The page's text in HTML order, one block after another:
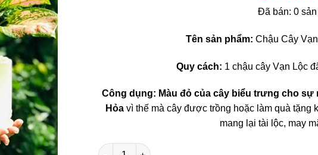
Đã bán: 0
Tên sản phẩm: Chậu Cây
Quy cách: 1 chậu cây Vạn Lộc
Công dụng: Màu đỏ của cây biểu trưng cho sự
Hỏavì thế mà cây được trồng hoặc làm quà tặng
mang lại tài lộc, may
Chậu Cây Vạn Lộc Để Bàn Quà Tặng số lượng